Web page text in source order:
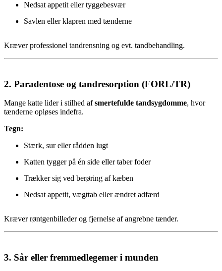
Nedsat appetit eller tyggebesvær
Savlen eller klapren med tænderne
Kræver professionel tandrensning og evt. tandbehandling.
2. Paradentose og tandresorption (FORL/TR)
Mange katte lider i stilhed afsmertefulde tandsygdomme, hvor
tænderne opløses indefra.
Tegn:
Stærk, sur eller rådden lugt
Katten tygger på én side eller taber foder
Trækker sig ved berøring af kæben
Nedsat appetit, vægttab eller ændret adfærd
Kræver røntgenbilleder og fjernelse af angrebne tænder.
3. Sår eller fremmedlegemer i munden